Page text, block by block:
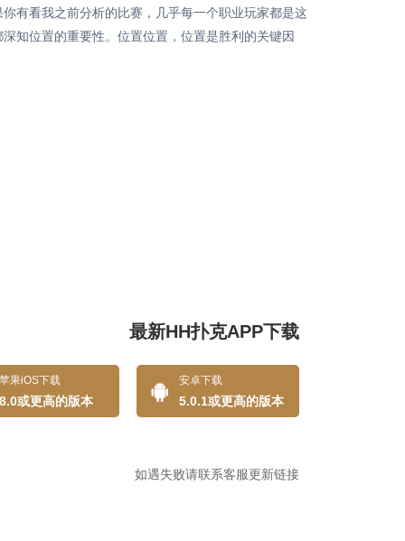
有看我之前分析的比赛，几乎每一个职业玩家都是这
知位置的重要性。位置位置，位置是胜利的关键因
最新HH扑克APP下载
苹果iOS下载
8.0或更高的版本
安卓下载
5.0.1或更高的版本
如遇失败请联系客服更新链接